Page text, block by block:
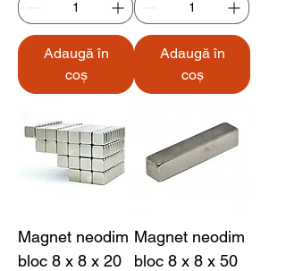
Adaugă în
coș
Adaugă în
coș
Magnet neodim
bloc 8 x 8 x 20
Magnet neodim
bloc 8 x 8 x 50